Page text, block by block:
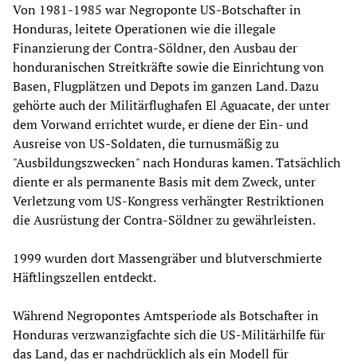
Von 1981-1985 war Negroponte US-Botschafter in
Honduras, leitete Operationen wie die illegale
Finanzierung der Contra-Söldner, den Ausbau der
honduranischen Streitkräfte sowie die Einrichtung von
Basen, Flugplätzen und Depots im ganzen Land. Dazu
gehörte auch der Militärflughafen El Aguacate, der unter
dem Vorwand errichtet wurde, er diene der Ein- und
Ausreise von US-Soldaten, die turnusmäßig zu
"Ausbildungszwecken" nach Honduras kamen. Tatsächlich
diente er als permanente Basis mit dem Zweck, unter
Verletzung vom US-Kongress verhängter Restriktionen
die Ausrüstung der Contra-Söldner zu gewährleisten.
1999 wurden dort Massengräber und blutverschmierte
Häftlingszellen entdeckt.
Während Negropontes Amtsperiode als Botschafter in
Honduras verzwanzigfachte sich die US-Militärhilfe für
das Land, das er nachdrücklich als ein Modell für